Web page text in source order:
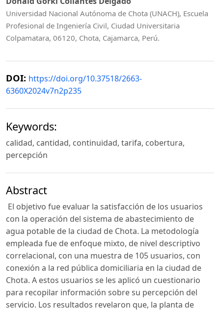
Universidad Nacional Autónoma de Chota (UNACH), Escuela
Profesional de Ingeniería Civil, Ciudad Universitaria
Colpamatara, 06120, Chota, Cajamarca, Perú.
DOI: https://doi.org/10.37518/2663-
6360X2024v7n2p235
Keywords:
calidad, cantidad, continuidad, tarifa, cobertura,
percepción
Abstract
El objetivo fue evaluar la satisfacción de los usuarios
con la operación del sistema de abastecimiento de
agua potable de la ciudad de Chota. La metodología
empleada fue de enfoque mixto, de nivel descriptivo
correlacional, con una muestra de 105 usuarios, con
conexión a la red pública domiciliaria en la ciudad de
Chota. A estos usuarios se les aplicó un cuestionario
para recopilar información sobre su percepción del
servicio. Los resultados revelaron que, la planta de